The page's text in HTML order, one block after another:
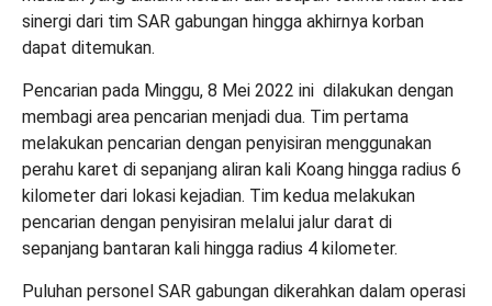
sinergi dari tim SAR gabungan hingga akhirnya korban
dapat ditemukan.
Pencarian pada Minggu, 8 Mei 2022 ini dilakukan dengan
membagi area pencarian menjadi dua. Tim pertama
melakukan pencarian dengan penyisiran menggunakan
perahu karet di sepanjang aliran kali Koang hingga radius 6
kilometer dari lokasi kejadian. Tim kedua melakukan
pencarian dengan penyisiran melalui jalur darat di
sepanjang bantaran kali hingga radius 4 kilometer.
Puluhan personel SAR gabungan dikerahkan dalam operasi